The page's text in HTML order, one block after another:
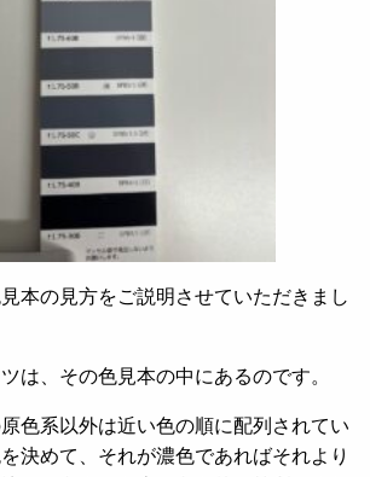
本の見方をご説明させていただきまし
は、その色見本の中にあるのです。
色系以外は近い色の順に配列されてい
決めて、それが濃色であればそれより